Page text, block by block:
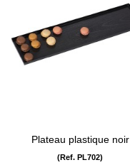
Plateau plastique noir
(Ref. PL702)